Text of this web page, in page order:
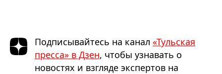
Подписывайтесь на канал «Тульская
пресса» в Дзен, чтобы узнавать о
новостях и взгляде экспертов на